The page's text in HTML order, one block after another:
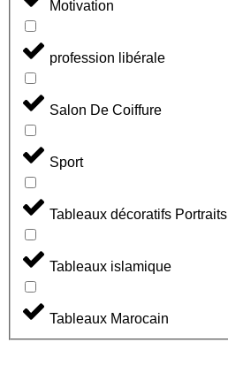
Motivation
profession libérale
Salon De Coiffure
Sport
Tableaux décoratifs Portraits
Tableaux islamique
Tableaux Marocain